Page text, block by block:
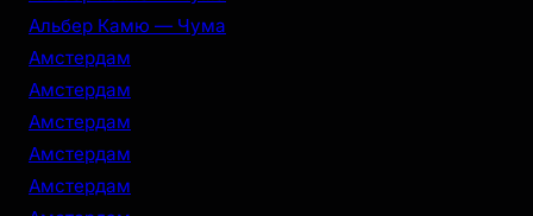
Альбер Камю — Чума
Амстердам
Амстердам
Амстердам
Амстердам
Амстердам